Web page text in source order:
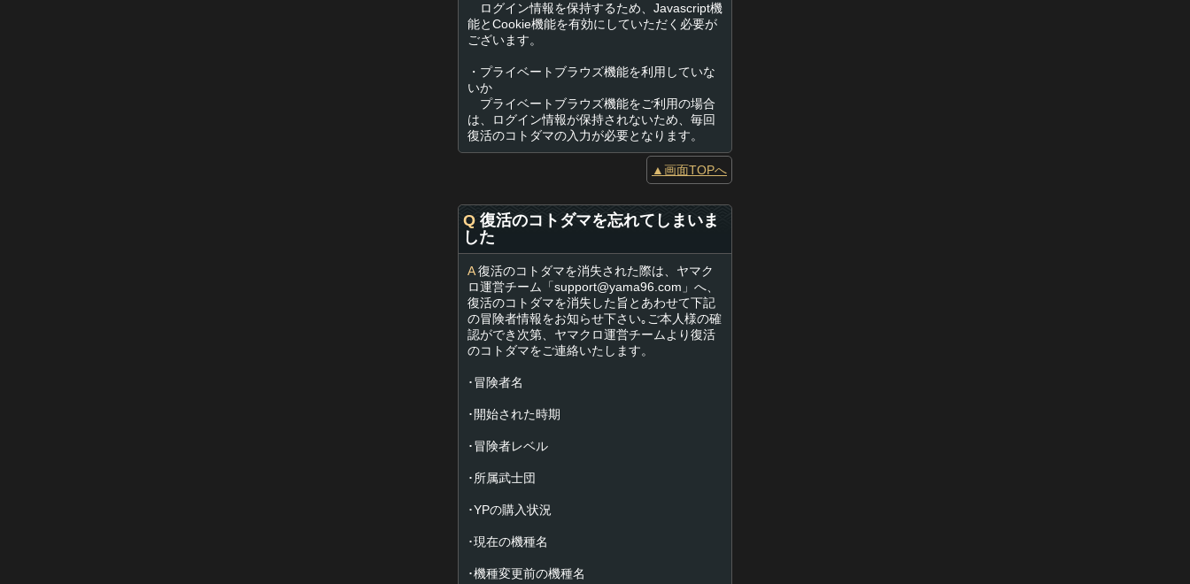
ログイン情報を保持するため、Javascript機
能とCookie機能を有効にしていただく必要が
ございます。
・プライベートブラウズ機能を利用していな
いか
プライベートブラウズ機能をご利用の場合
は、ログイン情報が保持されないため、毎回
復活のコトダマの入力が必要となります。
▲画面TOPへ
Q 復活のコトダマを忘れてしまいま
した
A復活のコトダマを消失された際は、ヤマク
ロ運営チーム「support@yama96.com 」へ、
復活のコトダマを消失した旨とあわせて下記
の冒険者情報をお知らせ下さい｡ご本人様の確
認ができ次第、ヤマクロ運営チームより復活
のコトダマをご連絡いたします。
･冒険者名
･開始された時期
･冒険者レベル
･所属武士団
･YPの購入状況
･現在の機種名
･機種変更前の機種名